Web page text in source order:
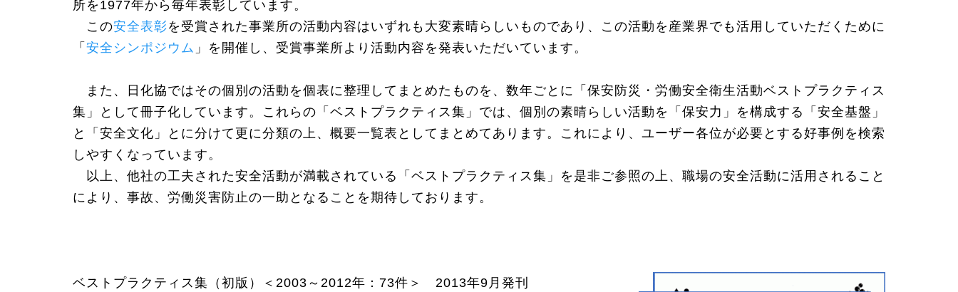
所を1977年から毎年表彰しています。
この安全表彰 を受賞された事業所の活動内容はいずれも大変素晴らしいものであり、この活動を産業界でも活用していただくために
「 安全シンポジウム 」を開催し、受賞事業所より活動内容を発表いただいています。
また、日化協ではその個別の活動を個表に整理してまとめたものを、数年ごとに「保安防災・労働安全衛生活動ベストプラクティス
集」として冊子化しています。 これらの「ベストプラクティス集」では、個別の素晴らしい活動を「保安力」を構成する「安全基盤」
と「安全文化」とに分けて更に分類の上、概要一覧表としてまとめてあります。これにより、ユーザー各位が必要とする好事例を検索
しやすくなっています。
以上、他社の工夫された安全活動が満載されている「ベストプラクティス集」を是非ご参照の上、職場の安全活動に活用されること
により、事故、労働災害防止の一助となることを期待しております。
ベストプラクティス集（初版）＜2003～2012年：73件＞ 2013年9月発刊